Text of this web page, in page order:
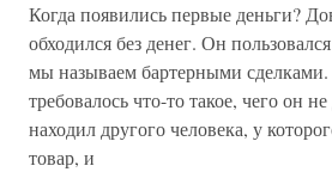
Когда появились первые деньги?
обходился без денег. Он
мы называем бартерными
требовалось что-то такое, чего он
находил другого человека, у
товар, и